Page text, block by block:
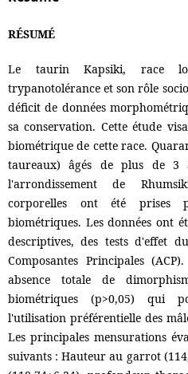
RÉSUMÉ
Le taurin Kapsiki, race
trypanotolérance et son rôle
déficit de données
sa conservation. Cette étude
biométrique de cette race.
taureaux) âgés de plus de 3
l'arrondissement de
corporelles ont été prises
biométriques. Les données ont
descriptives, des tests d'effet
Composantes Principales
absence totale de
biométriques (p>0,05) qui
l'utilisation préférentielle des
Les principales mensurations
suivants : Hauteur au garrot